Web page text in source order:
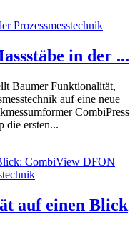
in der ...
Baumer Funktionalität,
auf eine neue
CombiPress
die ersten...
auf einen Blick